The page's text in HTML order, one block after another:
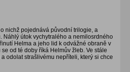
nichž pojednává původní trilogie, a
útok vychytralého a nemilosrdného
Helma a jeho lid k odvážné obraně v
od té doby říká Helmův žleb. Ve stále
odolat strašlivému nepříteli, který si chce